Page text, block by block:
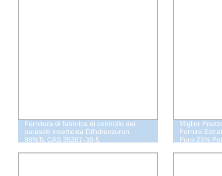
Fornitura di fabbrica di controllo dei
parassiti insetticida Diflubenzuron
98%Tc CAS 35367-38-5
Miglior
Fornire
Puro 25%